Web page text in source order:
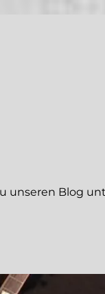
unseren Blog